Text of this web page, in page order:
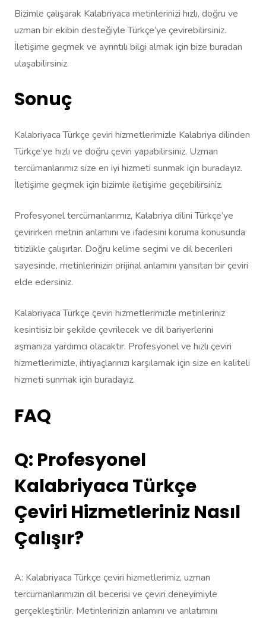
Bizimle çalışarak Kalabriyaca metinlerinizi hızlı, doğru ve
uzman bir ekibin desteğiyle Türkçe’ye çevirebilirsiniz.
İletişime geçmek ve ayrıntılı bilgi almak için bize buradan
ulaşabilirsiniz.
Sonuç
Kalabriyaca Türkçe çeviri hizmetlerimizle Kalabriya dilinden
Türkçe’ye hızlı ve doğru çeviri yapabilirsiniz. Uzman
tercümanlarımız size en iyi hizmeti sunmak için buradayız.
İletişime geçmek için bizimle iletişime geçebilirsiniz.
Profesyonel tercümanlarımız, Kalabriya dilini Türkçe’ye
çevirirken metnin anlamını ve ifadesini koruma konusunda
titizlikle çalışırlar. Doğru kelime seçimi ve dil becerileri
sayesinde, metinlerinizin orijinal anlamını yansıtan bir çeviri
elde edersiniz.
Kalabriyaca Türkçe çeviri hizmetlerimizle metinleriniz
kesintisiz bir şekilde çevrilecek ve dil bariyerlerini
aşmanıza yardımcı olacaktır. Profesyonel ve hızlı çeviri
hizmetlerimizle, ihtiyaçlarınızı karşılamak için size en kaliteli
hizmeti sunmak için buradayız.
FAQ
Q: Profesyonel
Kalabriyaca Türkçe
Çeviri Hizmetleriniz Nasıl
Çalışır?
A: Kalabriyaca Türkçe çeviri hizmetlerimiz, uzman
tercümanlarımızın dil becerisi ve çeviri deneyimiyle
gerçekleştirilir. Metinlerinizin anlamını ve anlatımını